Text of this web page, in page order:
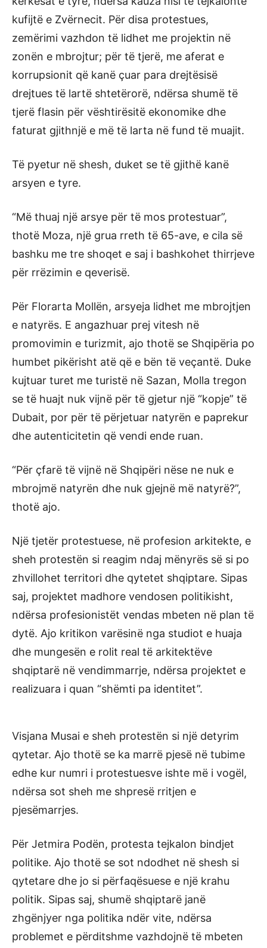
kufijtë e Zvërnecit. Për disa protestues,
zemërimi vazhdon të lidhet me projektin në
zonën e mbrojtur; për të tjerë, me aferat e
korrupsionit që kanë çuar para drejtësisë
drejtues të lartë shtetërorë, ndërsa shumë të
tjerë flasin për vështirësitë ekonomike dhe
faturat gjithnjë e më të larta në fund të muajit.
Të pyetur në shesh, duket se të gjithë kanë
arsyen e tyre.
“Më thuaj një arsye për të mos protestuar”,
thotë Moza, një grua rreth të 65-ave, e cila së
bashku me tre shoqet e saj i bashkohet thirrjeve
për rrëzimin e qeverisë.
Për Florarta Mollën, arsyeja lidhet me mbrojtjen
e natyrës. E angazhuar prej vitesh në
promovimin e turizmit, ajo thotë se Shqipëria po
humbet pikërisht atë që e bën të veçantë. Duke
kujtuar turet me turistë në Sazan, Molla tregon
se të huajt nuk vijnë për të gjetur një “kopje” të
Dubait, por për të përjetuar natyrën e paprekur
dhe autenticitetin që vendi ende ruan.
“Për çfarë të vijnë në Shqipëri nëse ne nuk e
mbrojmë natyrën dhe nuk gjejnë më natyrë?”,
thotë ajo.
Një tjetër protestuese, në profesion arkitekte, e
sheh protestën si reagim ndaj mënyrës së si po
zhvillohet territori dhe qytetet shqiptare. Sipas
saj, projektet madhore vendosen politikisht,
ndërsa profesionistët vendas mbeten në plan të
dytë. Ajo kritikon varësinë nga studiot e huaja
dhe mungesën e rolit real të arkitektëve
shqiptarë në vendimmarrje, ndërsa projektet e
realizuara i quan “shëmti pa identitet”.
Visjana Musai e sheh protestën si një detyrim
qytetar. Ajo thotë se ka marrë pjesë në tubime
edhe kur numri i protestuesve ishte më i vogël,
ndërsa sot sheh me shpresë rritjen e
pjesëmarrjes.
Për Jetmira Podën, protesta tejkalon bindjet
politike. Ajo thotë se sot ndodhet në shesh si
qytetare dhe jo si përfaqësuese e një krahu
politik. Sipas saj, shumë shqiptarë janë
zhgënjyer nga politika ndër vite, ndërsa
problemet e përditshme vazhdojnë të mbeten